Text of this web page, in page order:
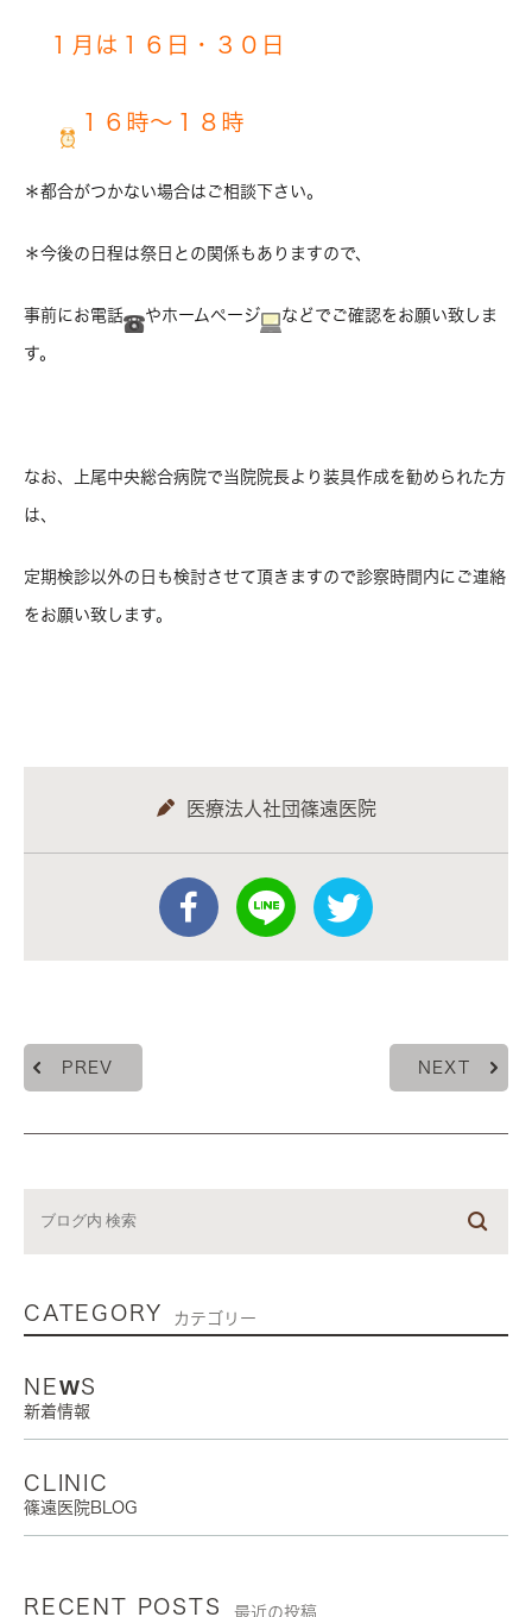
１月は１６日・３０日
１６時〜１８時
＊都合がつかない場合はご相談下さい。
＊今後の日程は祭日との関係もありますので、
事前にお電話 やホームページ などでご確認をお願い致しま
す。
なお、上尾中央総合病院で当院院長より装具作成を勧められた方
は、
定期検診以外の日も検討させて頂きますので診察時間内にご連絡
をお願い致します。
医療法人社団篠遠医院
PREV NEXT
CATEGORY カテゴリー
NEWS
新着情報
CLINIC
篠遠医院BLOG
RECENT POSTS 最近の投稿